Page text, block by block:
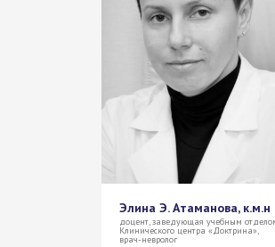
Элина Э. Атаманова, к.м.н
доцент, заведующая учебным
Клинического центра «Доктрина»,
врач-невролог